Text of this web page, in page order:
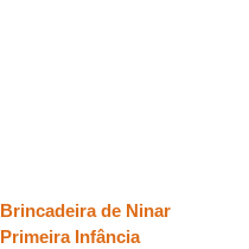
Brincadeira de Ninar
Primeira Infância